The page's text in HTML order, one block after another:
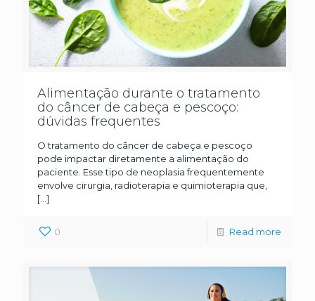
Alimentação durante o tratamento
do câncer de cabeça e pescoço:
dúvidas frequentes
O tratamento do câncer de cabeça e pescoço
pode impactar diretamente a alimentação do
paciente. Esse tipo de neoplasia frequentemente
envolve cirurgia, radioterapia e quimioterapia que,
[…]
0 Read more